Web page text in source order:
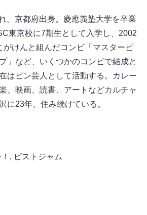
。京都府出身。慶應義塾大学を卒業
東京校に7期生として入学し、2002
がけんと組んだコンビ「マスターピ
」など、いくつかのコンビで結成と
はピン芸人として活動する。カレー
、映画、読書、アートなどカルチャ
に23年、住み続けている。
, ピストジャム